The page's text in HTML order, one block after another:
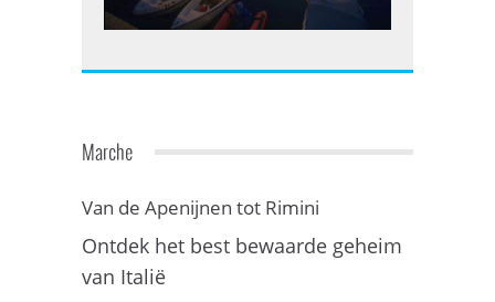
Marche
Van de Apenijnen tot Rimini
Ontdek het best bewaarde geheim
van Italië